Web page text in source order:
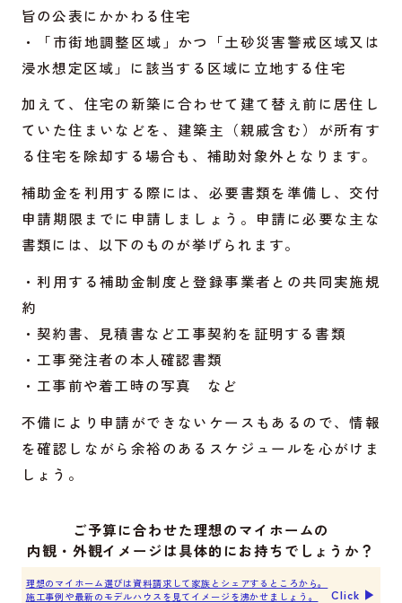
旨の公表にかかわる住宅
・「市街地調整区域」かつ「土砂災害警戒区域又は
浸水想定区域」に該当する区域に立地する住宅
加えて、住宅の新築に合わせて建て替え前に居住し
ていた住まいなどを、建築主（親戚含む）が所有す
る住宅を除却する場合も、補助対象外となります。
補助金を利用する際には、必要書類を準備し、交付
申請期限までに申請しましょう。申請に必要な主な
書類には、以下のものが挙げられます。
・利用する補助金制度と登録事業者との共同実施規
約
・契約書、見積書など工事契約を証明する書類
・工事発注者の本人確認書類
・工事前や着工時の写真 など
不備により申請ができないケースもあるので、情報
を確認しながら余裕のあるスケジュールを心がけま
しょう。
ご予算に合わせた理想のマイホームの
内観・外観イメージは具体的にお持ちでしょうか？
理想のマイホーム選びは資料請求して家族とシェアするところから。
施工事例や最新のモデルハウスを見てイメージを沸かせましょう。
Click ▶︎